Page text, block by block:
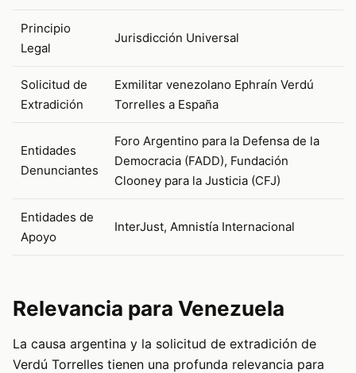
Principio
Legal
Jurisdicción Universal
Solicitud de
Extradición
Exmilitar venezolano Ephraín Verdú
Torrelles a España
Entidades
Denunciantes
Foro Argentino para la Defensa de la
Democracia (FADD), Fundación
Clooney para la Justicia (CFJ)
Entidades de
Apoyo
InterJust, Amnistía Internacional
Relevancia para Venezuela
La causa argentina y la solicitud de extradición de
Verdú Torrelles tienen una profunda relevancia para